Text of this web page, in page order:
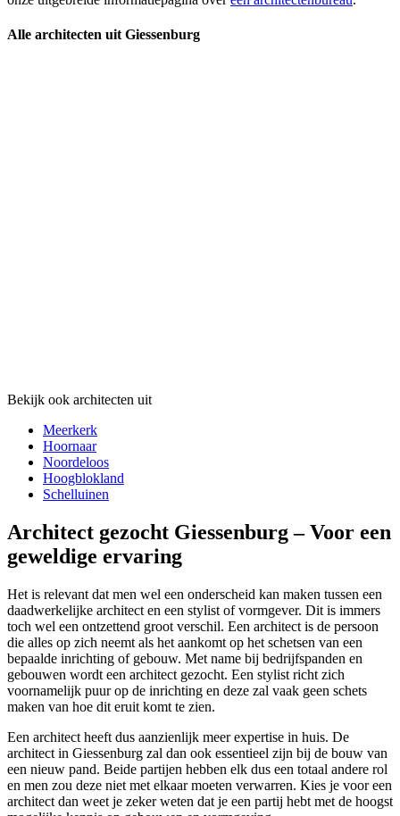
Alle architecten uit Giessenburg
Bekijk ook architecten uit
Meerkerk
Hoornaar
Noordeloos
Hoogblokland
Schelluinen
Architect gezocht Giessenburg – Voor een
geweldige ervaring
Het is relevant dat men wel een onderscheid kan maken tussen een
daadwerkelijke architect en een stylist of vormgever. Dit is immers
toch wel een ontzettend groot verschil. Een architect is de persoon
die alles op zich neemt als het aankomt op het schetsen van een
bepaalde inrichting of gebouw. Met name bij bedrijfspanden en
gebouwen wordt een architect gezocht. Een stylist richt zich
voornamelijk puur op de inrichting en deze zal vaak geen schets
maken van hoe dit eruit komt te zien.
Een architect heeft dus aanzienlijk meer expertise in huis. De
architect in Giessenburg zal dan ook essentieel zijn bij de bouw van
een nieuw pand. Beide partijen hebben elk dus een totaal andere rol
en men zou deze niet met elkaar moeten verwarren. Kies je voor een
architect dan weet je zeker weten dat je een partij hebt met de hoogst